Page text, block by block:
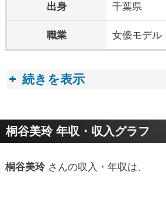
出身 千葉県
職業 女優モデル
続きを表示
プロフィールトピック
桐谷美玲 年収・収入グラフ
桐谷美玲 さんの収入・年収は、